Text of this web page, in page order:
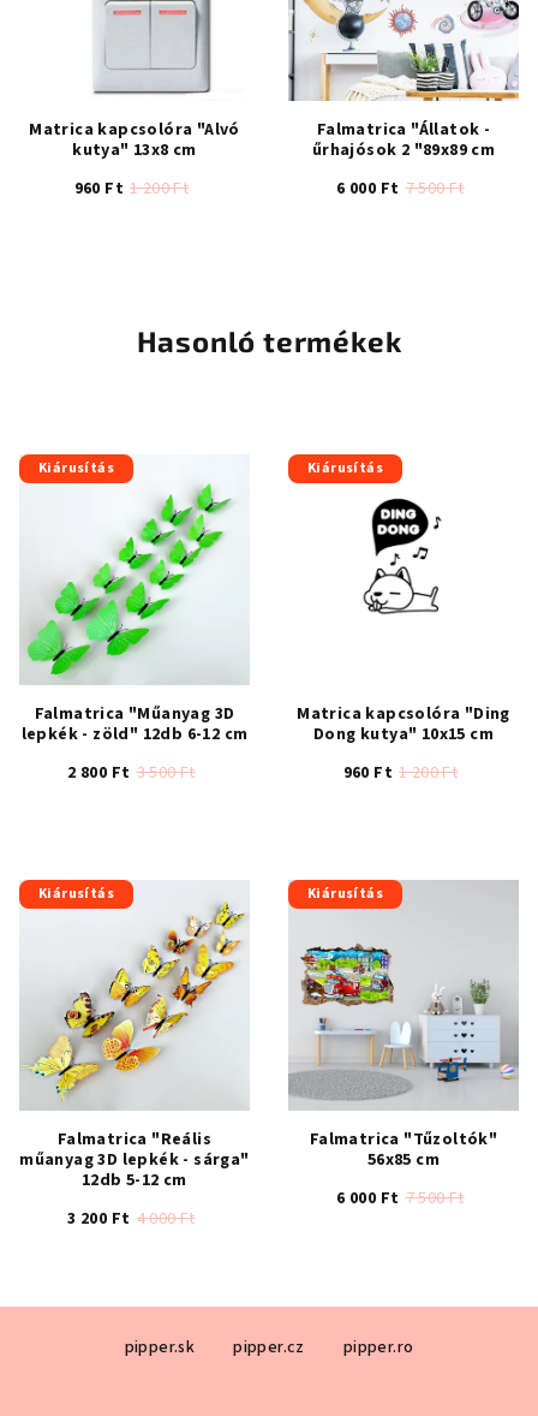
Matrica kapcsolóra "Alvó
kutya" 13x8 cm
960 Ft 1 200 Ft
5-
ből
Falmatrica "Állatok -
űrhajósok 2 "89x89 cm
6 000 Ft 7 500 Ft
Hasonló termékek
Kiárusítás
Falmatrica "Műanyag 3D
lepkék - zöld" 12db 6-12 cm
2 800 Ft 3 500 Ft
Kiárusítás
Matrica kapcsolóra "Ding
Dong kutya" 10x15 cm
960 Ft 1 200 Ft
Kiárusítás
Falmatrica "Reális
műanyag 3D lepkék - sárga"
12db 5-12 cm
3 200 Ft 4 000 Ft
Kiárusítás
Falmatrica "Tűzoltók"
56x85 cm
6 000 Ft 7 500 Ft
5-
pipper.sk pipper.cz pipper.ro